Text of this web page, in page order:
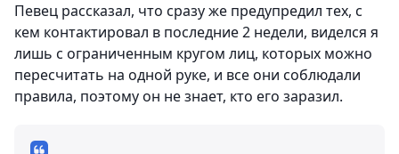
Певец рассказал, что сразу же предупредил тех, с
кем контактировал в последние 2 недели, виделся я
лишь с ограниченным кругом лиц, которых можно
пересчитать на одной руке, и все они соблюдали
правила, поэтому он не знает, кто его заразил.